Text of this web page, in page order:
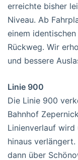
erreichte bisher
Niveau. Ab
einem
Rückweg. Wir
und bessere
Linie 900
Die Linie 900
Bahnhof
Linienverlauf wird
hinaus
dann über